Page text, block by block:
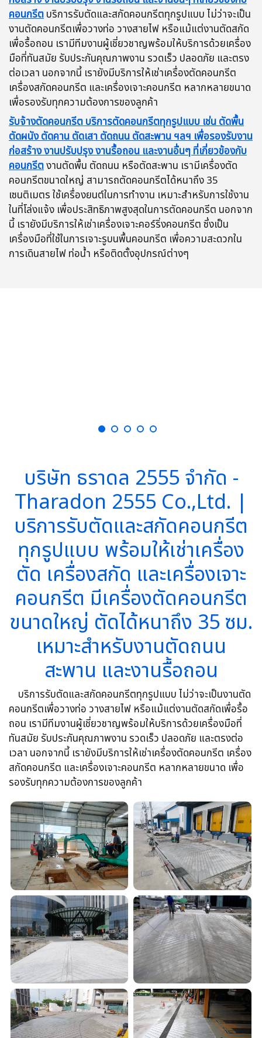
คอนกรีตบริการรับตัดและสกัดคอนกรีตทุกรูปแบบ ไม่ว่าจะเป็น
งานตัดคอนกรีตเพื่อวางท่อ วางสายไฟ หรือแม้แต่งานตัดสกัด
เพื่อรื้อถอน เรามีทีมงานผู้เชี่ยวชาญพร้อมให้บริการด้วยเครื่อง
มือที่ทันสมัย รับประกันคุณภาพงาน รวดเร็ว ปลอดภัย และตรง
ต่อเวลา นอกจากนี้ เรายังมีบริการให้เช่าเครื่องตัดคอนกรีต
เครื่องสกัดคอนกรีต และเครื่องเจาะคอนกรีต หลากหลายขนาด
เพื่อรองรับทุกความต้องการของลูกค้า
รับจ้างตัดคอนกรีต บริการตัดคอนกรีตทุกรูปแบบ เช่น ตัดพื้น
ตัดผนัง ตัดคาน ตัดเสา ตัดถนน ตัดสะพาน ฯลฯ เพื่อรองรับงาน
ก่อสร้าง งานปรับปรุง งานรื้อถอน และงานอื่นๆ ที่เกี่ยวข้องกับ
คอนกรีตงานตัดพื้น ตัดถนน หรือตัดสะพาน เรามีเครื่องตัด
คอนกรีตขนาดใหญ่ สามารถตัดคอนกรีตได้หนาถึง 35
เซนติเมตร ใช้เครื่องยนต์ในการทำงาน เหมาะสำหรับการใช้งาน
ในที่โล่งแจ้ง เพื่อประสิทธิภาพสูงสุดในการตัดคอนกรีต นอกจาก
นี้ เรายังมีบริการให้เช่าเครื่องเจาะคอร์ริ่งคอนกรีต ซึ่งเป็น
เครื่องมือที่ใช้ในการเจาะรูบนพื้นคอนกรีต เพื่อความสะดวกใน
การเดินสายไฟ ท่อน้ำ หรือติดตั้งอุปกรณ์ต่างๆ
บริษัท ธราดล 2555 จำกัด -
Tharadon 2555 Co.,Ltd. |
บริการรับตัดและสกัดคอนกรีต
ทุกรูปแบบ พร้อมให้เช่าเครื่อง
ตัด เครื่องสกัด และเครื่องเจาะ
คอนกรีต มีเครื่องตัดคอนกรีต
ขนาดใหญ่ ตัดได้หนาถึง 35 ซม.
เหมาะสำหรับงานตัดถนน
สะพาน และงานรื้อถอน
บริการรับตัดและสกัดคอนกรีตทุกรูปแบบ ไม่ว่าจะเป็นงานตัด
คอนกรีตเพื่อวางท่อ วางสายไฟ หรือแม้แต่งานตัดสกัดเพื่อรื้อ
ถอน เรามีทีมงานผู้เชี่ยวชาญพร้อมให้บริการด้วยเครื่องมือที่
ทันสมัย รับประกันคุณภาพงาน รวดเร็ว ปลอดภัย และตรงต่อ
เวลา นอกจากนี้ เรายังมีบริการให้เช่าเครื่องตัดคอนกรีต เครื่อง
สกัดคอนกรีต และเครื่องเจาะคอนกรีต หลากหลายขนาด เพื่อ
รองรับทุกความต้องการของลูกค้า